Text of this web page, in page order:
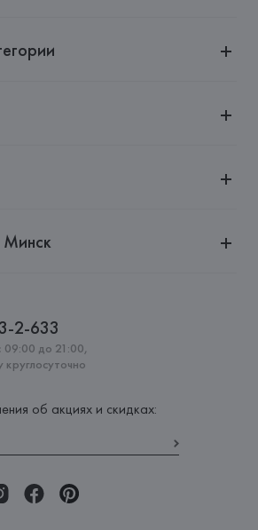
Минск
2-633
09:00 до 21:00,
об акциях и скидках: